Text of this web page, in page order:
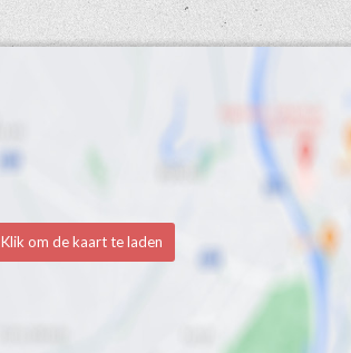
Klik om de kaart te laden